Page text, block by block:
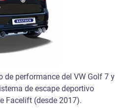
de performance del VW Golf 7 y
de escape deportivo
Facelift (desde 2017).